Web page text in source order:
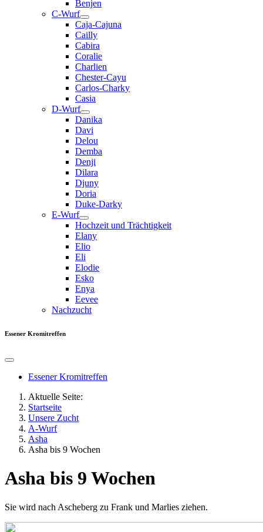
Benjen
C-Wurf
Caja-Cajuna
Cailly
Cabira
Coralie
Charlien
Chester-Cayu
Carlos-Charky
Casia
D-Wurf
Danika
Davi
Delou
Demba
Denji
Dilara
Djuny
Doria
Duke-Darky
E-Wurf
Hochzeit und Trächtigkeit
Elany
Elio
Eli
Elodie
Esko
Enya
Eevee
Nachzucht
Essener Kromitreffen
Essener Kromitreffen
Aktuelle Seite:
Startseite
Unsere Zucht
A-Wurf
Asha
Asha bis 9 Wochen
Asha bis 9 Wochen
Sie wird nach Ascheberg zu Frank und Marlies ziehen.